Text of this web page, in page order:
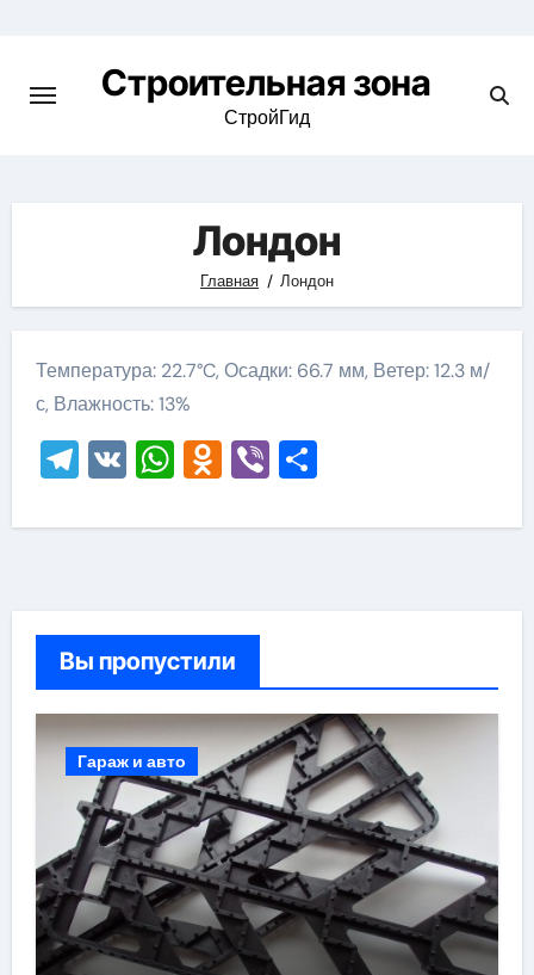
content
Строительная зона
СтройГид
Лондон
Главная Лондон
Температура: 22.7°C, Осадки: 66.7 мм, Ветер: 12.3 м/
с, Влажность: 13%
Telegram
VKWhatsApp
Odnoklassniki
ViberОтправить
Вы пропустили
Гараж и авто